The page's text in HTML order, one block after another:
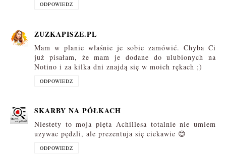
ODPOWIEDZ
ZUZKAPISZE.PL
Mam w planie właśnie je sobie zamówić. Chyba Ci
już pisałam, że mam je dodane do ulubionych na
Notino i za kilka dni znajdą się w moich rękach ;)
ODPOWIEDZ
SKARBY NA PÓŁKACH
Niestety to moja pięta Achillesa totalnie nie umiem
uzywac pędzli, ale prezentuja się ciekawie 😊
ODPOWIEDZ